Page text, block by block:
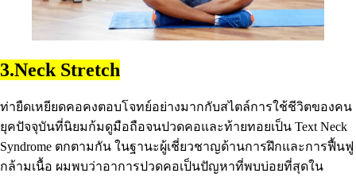
3.Neck Stretch
ท่ายืดเหยียดคอคงตอบโจทย์อย่างมากกับสไตล์การใช้ชีวิตของคน
ยุคปัจจุบันที่นิยมก้มดูมือถือจนปวดคอและท้ายทอยเป็น Text Neck
Syndrome ตกตามกัน ในฐานะผู้เชี่ยวชาญด้านการฝึกและการฟื้นฟู
กล้ามเนื้อ ผมพบว่าอาการปวดคอเป็นปัญหาที่พบบ่อยที่สุดใน